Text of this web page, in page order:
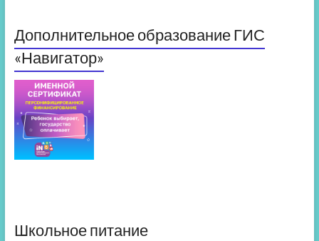
Дополнительное образование ГИС
«Навигатор»
Школьное питание